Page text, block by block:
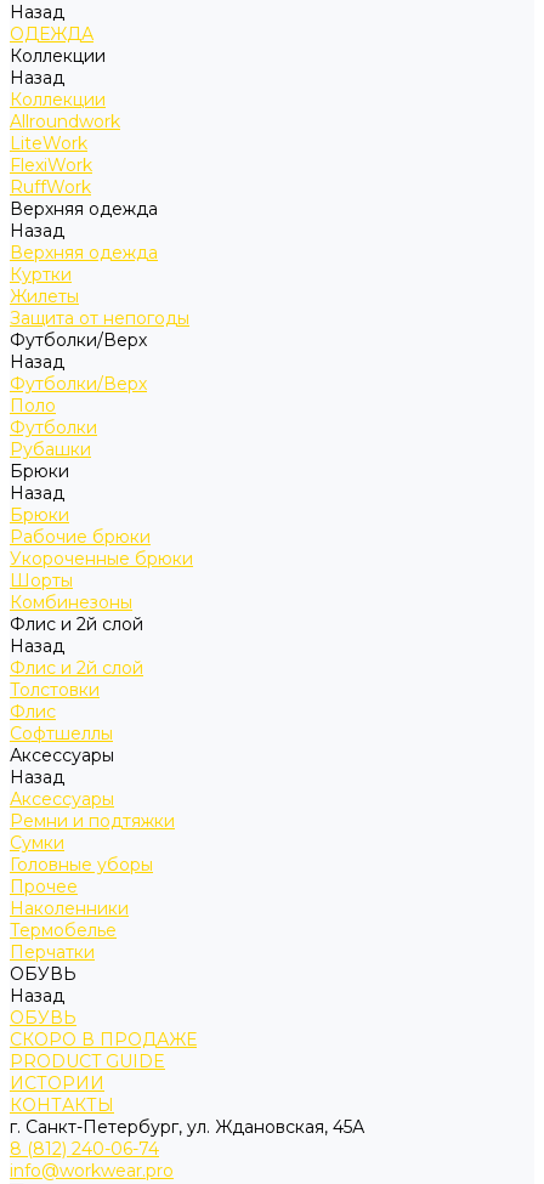
Назад
ОДЕЖДА
Коллекции
Назад
Коллекции
Allroundwork
LiteWork
FlexiWork
RuffWork
Верхняя одежда
Назад
Верхняя одежда
Куртки
Жилеты
Защита от непогоды
Футболки/Верх
Назад
Футболки/Верх
Поло
Футболки
Рубашки
Брюки
Назад
Брюки
Рабочие брюки
Укороченные брюки
Шорты
Комбинезоны
Флис и 2й слой
Назад
Флис и 2й слой
Толстовки
Флис
Софтшеллы
Аксессуары
Назад
Аксессуары
Ремни и подтяжки
Сумки
Головные уборы
Прочее
Наколенники
Термобелье
Перчатки
ОБУВЬ
Назад
ОБУВЬ
СКОРО В ПРОДАЖЕ
PRODUCT GUIDE
ИСТОРИИ
КОНТАКТЫ
г. Санкт-Петербург, ул. Ждановская, 45А
8 (812) 240-06-74
info@workwear.pro